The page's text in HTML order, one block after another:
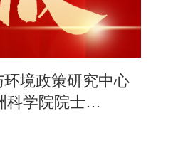
境政策研究中心
科学院院士